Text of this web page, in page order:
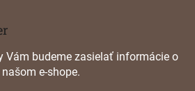
Vám budeme zasielať informácie o
e-shope.